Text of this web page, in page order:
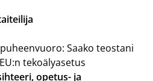
Saako teostani
tekoälyasetus
opetus- ja